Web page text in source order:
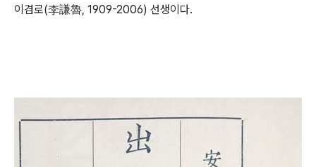
이겸로(李謙魯, 1909-2006) 선생이다.